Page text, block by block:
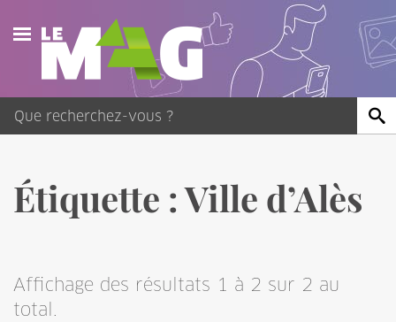
Actualités
Agenda
Vidéos
Étiquette :Ville d’Alès
Affichage des résultats 1 à 2 sur 2 au
total.